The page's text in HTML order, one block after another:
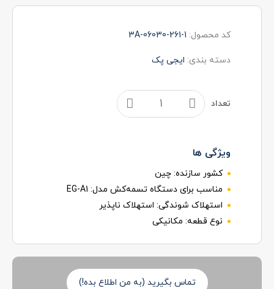
کد محصول: 3A-06030-261-1
دسته بندی: ایجی پک
تعداد
ویژگی ها
کشور سازنده: چین
مناسب برای دستگاه تسمه‌کش مدل: EG-A1
استهلاک شوندگی: استهلاک ناپذیر
نوع قطعه: مکانیکی
تماس بگیرید (به من اطلاع بده!)